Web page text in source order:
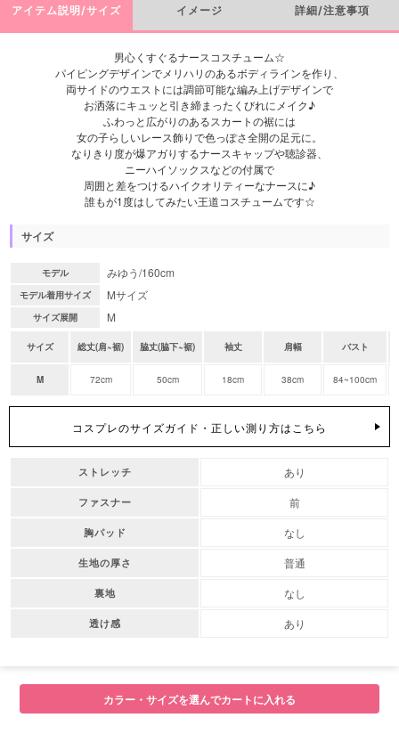
アイテム説明/サイズ イメージ 詳細/注意事項
男心くすぐるナースコスチューム☆
パイピングデザインでメリハリのあるボディラインを作り、
両サイドのウエストには調節可能な編み上げデザインで
お洒落にキュッと引き締まったくびれにメイク♪
ふわっと広がりのあるスカートの裾には
女の子らしいレース飾りで色っぽさ全開の足元に。
なりきり度が爆アガりするナースキャップや聴診器、
ニーハイソックスなどの付属で
周囲と差をつけるハイクオリティーなナースに♪
誰もが1度はしてみたい王道コスチュームです☆
サイズ
モデル みゆう/160cm
モデル着用サイズ Mサイズ
サイズ展開 M
サイズ 総丈(肩~裾) 脇丈(脇下~裾) 袖丈 肩幅 バスト
M 72cm 50cm 18cm 38cm 84~100cm
コスプレのサイズガイド・正しい測り方はこちら
ストレッチ あり
ファスナー 前
胸パッド なし
生地の厚さ 普通
裏地 なし
透け感 あり
カラー・サイズを選んでカートに入れる